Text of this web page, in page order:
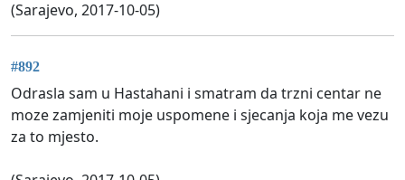
(Sarajevo, 2017-10-05)
#892
Odrasla sam u Hastahani i smatram da trzni centar ne
moze zamjeniti moje uspomene i sjecanja koja me vezu
za to mjesto.